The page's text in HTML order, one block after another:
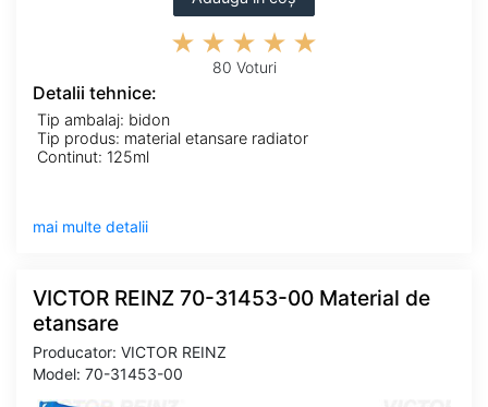
80 Voturi
Detalii tehnice:
Tip ambalaj: bidon
Tip produs: material etansare radiator
Continut: 125ml
mai multe detalii
VICTOR REINZ 70-31453-00 Material de
etansare
Producator: VICTOR REINZ
Model: 70-31453-00